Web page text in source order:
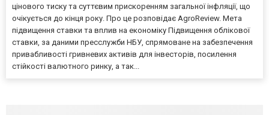
цінового тиску та суттєвим прискоренням загальної інфляції, що
очікується до кінця року. Про це розповідає AgroReview. Мета
підвищення ставки та вплив на економіку Підвищення облікової
ставки, за даними пресслужби НБУ, спрямоване на забезпечення
привабливості гривневих активів для інвесторів, посилення
стійкості валютного ринку, а так...